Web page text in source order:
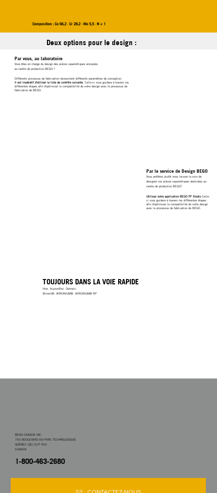
Par vous, au laboratoire
Vous êtes en charge du design des pièces squelettiques envoyées
au centre de production BEGO ?
Différents processus de fabrication nécessitent différents paramètres de conception.
Il est impératif d'utiliser la liste de contrôle suivante . Celle-ci vous guidera à travers les
différentes étapes afin d'optimiser la compatibilité de votre design avec le processus de
fabrication de BEGO.
Composition : Co 66,2 · Cr 28,2 · Mo 5,5 · N < 1
Deux options pour le design :
Par le service de Design BEGO
Vous préférez plutôt nous laisser le soin de
designer vos pièces squelettiques destinées au
centre de production BEGO?
Utilisez notre application BEGO FP StudioCelle-
ci vous guidera à travers les différentes étapes
afin d'optimiser la compatibilité de votre design
avec le processus de fabrication de BEGO.
TOUJOURS DANS LA VOIE RAPIDE
Hier. Aujourd'hui. Demain.
Wironit®. WIRONIUM®. WIRONIUM® RP
BEGO CANADA INC.
700 BOULEVARD DU PARC TECHNOLOGIQUE
QUÉBEC (QC) G1P 4S3
CANADA
1-800-463-2680